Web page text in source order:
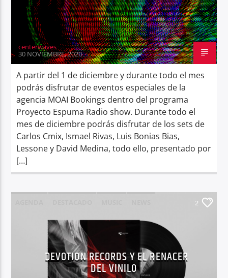
centerwaves
30 NOVIEMBRE, 2020
A partir del 1 de diciembre y durante todo el mes
podrás disfrutar de eventos especiales de la
agencia MOAI Bookings dentro del programa
Proyecto Espuma Radio show. Durante todo el
mes de diciembre podrás disfrutar de los sets de
Carlos Cmix, Ismael Rivas, Luis Bonias Bias,
Lessone y David Medina, todo ello, presentado por
[…]
2
DEVOTION RECORDS Y EL RENACER
DEL VINILO